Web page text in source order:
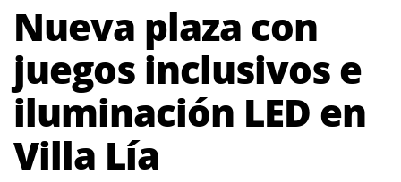
Nueva plaza con
juegos inclusivos e
iluminación LED en
Villa Lía